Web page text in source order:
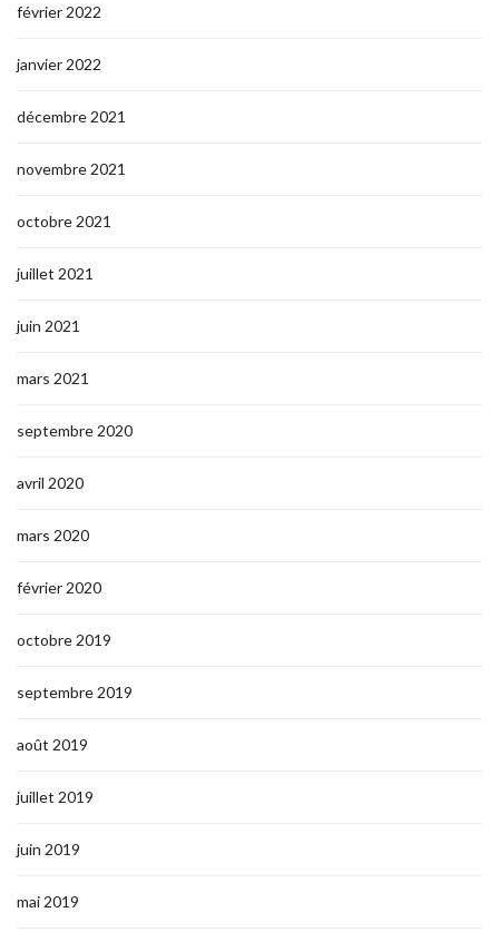
février 2022
janvier 2022
décembre 2021
novembre 2021
octobre 2021
juillet 2021
juin 2021
mars 2021
septembre 2020
avril 2020
mars 2020
février 2020
octobre 2019
septembre 2019
août 2019
juillet 2019
juin 2019
mai 2019